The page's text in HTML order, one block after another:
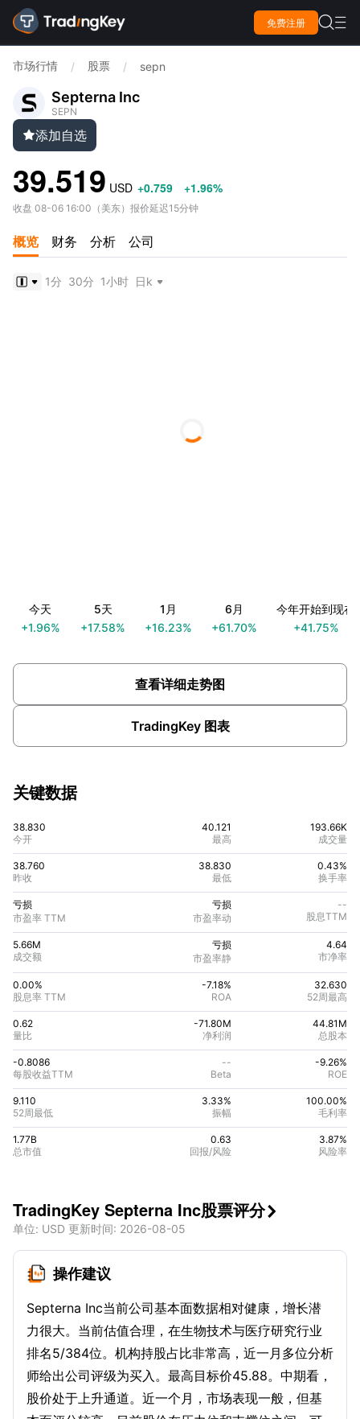
免费注册  
市场行情 / 股票 / sepn
Septerna Inc
SEPN
添加自选
39.519 USD +0.759 +1.96%
收盘 08-06 16:00 （ 美东） 报价延迟15分钟
概览 财务 分析 公司
查看详细走势图
TradingKey 图表
1分 30分 1小时 日k
今天
+1.96%
5天
+17.58%
1月
+16.23%
6月
+61.70%
今年开始到现在
+41.75%
关键数据
38.830
今开
40.121
最高
193.66K
成交量
亏损
市盈率 TTM
亏损
市盈率动
--
股息TTM
0.43%
换手率
38.760
昨收
38.830
最低
5.66M
成交额
亏损
市盈率静
4.64
市净率
0.00%
股息率 TTM
-7.18%
ROA
32.630
52周最高
0.62
量比
-71.80M
净利润
44.81M
总股本
-0.8086
每股收益TTM
--
Beta
-9.26%
ROE
9.110
52周最低
3.33%
振幅
100.00%
毛利率
1.77B
总市值
0.63
回报/风险
3.87%
风险率
TradingKey Septerna Inc股票评分
单位: USD 更新时间: 2026-08-05
操作建议
Septerna Inc当前公司基本面数据相对健康，增长潜
力很大。当前估值合理，在生物技术与医疗研究行业
排名5/384位。机构持股占比非常高，近一月多位分析
师给出公司评级为买入。最高目标价45.88。中期看，
股价处于上升通道。近一个月，市场表现一般，但基